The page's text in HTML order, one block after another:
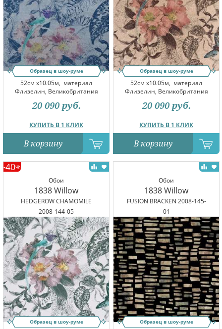
Образец в шоу-руме
52см x10.05м, материал
Флизелин, Великобритания
КУПИТЬ В 1 КЛИК
20 090 руб.
В корзину
Образец в шоу-руме
52см x10.05м, материал
Флизелин, Великобритания
КУПИТЬ В 1 КЛИК
20 090 руб.
В корзину
Обои
1838 Willow
HEDGEROW CHAMOMILE
2008-144-05
-40%
Образец в шоу-руме
Обои
1838 Willow
FUSION BRACKEN 2008-145-
01
Образец в шоу-руме